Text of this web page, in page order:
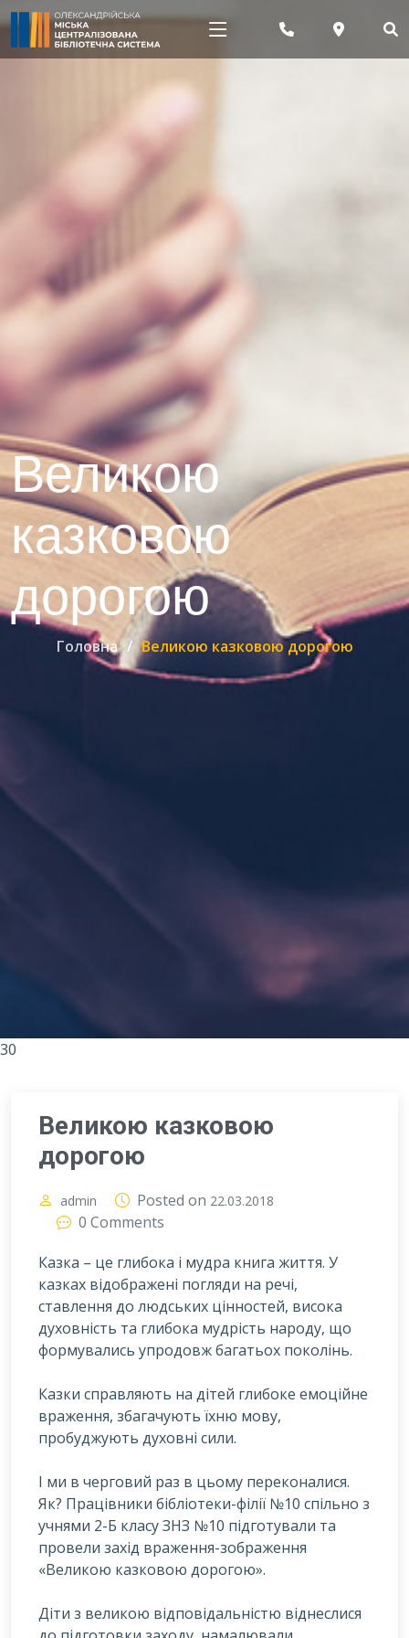
Великою
казковою
дорогою
Головна Великою казковою дорогою
30
Великою казковою
дорогою
admin Posted on 22.03.2018
0 Comments
Казка – це глибока і мудра книга життя. У
казках відображені погляди на речі,
ставлення до людських цінностей, висока
духовність та глибока мудрість народу, що
формувались упродовж багатьох поколінь.
Казки справляють на дітей глибоке емоційне
враження, збагачують їхню мову,
пробуджують духовні сили.
І ми в черговий раз в цьому переконалися.
Як? Працівники бібліотеки-філії №10 спільно з
учнями 2-Б класу ЗНЗ №10 підготували та
провели захід враження-зображення
«Великою казковою дорогою».
Діти з великою відповідальністю віднеслися